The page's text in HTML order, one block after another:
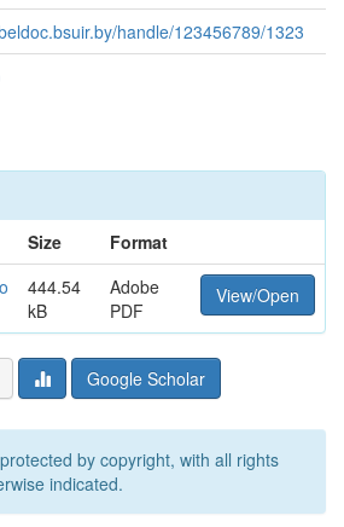
handle/123456789/1323
Size
Format
444.54
kB
Adobe
PDF
View/Open
Google Scholar
by copyright, with all rights
indicated.